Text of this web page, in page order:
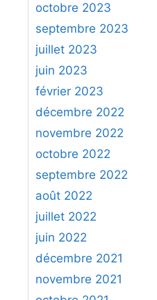
octobre 2023
septembre 2023
juillet 2023
juin 2023
février 2023
décembre 2022
novembre 2022
octobre 2022
septembre 2022
août 2022
juillet 2022
juin 2022
décembre 2021
novembre 2021